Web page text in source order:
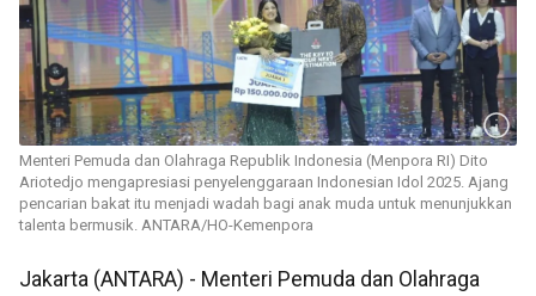
Menteri Pemuda dan Olahraga Republik Indonesia (Menpora RI) Dito
Ariotedjo mengapresiasi penyelenggaraan Indonesian Idol 2025. Ajang
pencarian bakat itu menjadi wadah bagi anak muda untuk menunjukkan
talenta bermusik. ANTARA/HO-Kemenpora
Jakarta (ANTARA) - Menteri Pemuda dan Olahraga